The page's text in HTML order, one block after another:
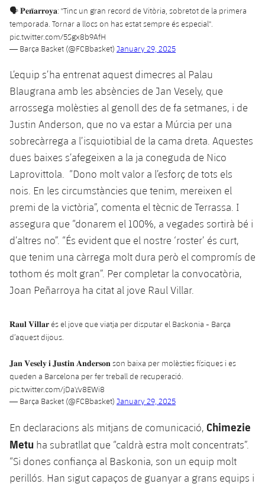
Palmarès
Infantil B
Resultats
Classificació
Jugadors
Palmarès
Història
Resultats
Jugadors
Classificació
Juvenil
Cadet
Infantil
Aleví
PLUSICON
MÉS
Primer equip
plusicon
Actualitat
Calendari
Entrades
Resultats
Classificació
Jugadors
Fotos
Història
Palmarès
plusicon
més
Actualitat
Calendari
Resultats
Jugadors
Classificació
Base
plusicon
més
Actualitat
Barça C
Junior
Juvenil
Infantil
Aleví
Campus Estiu
PLUSICON
MÉS
Informació general
Notícies
Atletisme
Actualitat
Femení
Agenda
Bàsquet en cadira de rodes
Jugadors
Calendari
Resultats
Classificació
Actualitat
Jugadors
Calendari
Resultats
Classificació
Hoquei herba
Notícies
Hockey Herba Masculí
Hockey Herba Femení
Patinatge artístic
plusicon
més
Actualitat
Agenda
Escola de Patinatge
Rugby
plusicon
més
Voleibol
plusicon
més
🗣 𝐏𝐞𝐧̃𝐚𝐫𝐫𝐨𝐲𝐚: "Tinc un gran record de Vitòria, sobretot de la primera
temporada. Tornar a llocs on has estat sempre és especial".
pic.twitter.com/5Sgx8b9AfH
— Barça Basket (@FCBbasket) January 29, 2025
L’equip s’ha entrenat aquest dimecres al Palau
Blaugrana amb les absències de Jan Vesely, que
arrossega molèsties al genoll des de fa setmanes, i de
Justin Anderson, que no va estar a Múrcia per una
sobrecàrrega a l’isquiotibial de la cama dreta. Aquestes
dues baixes s’afegeixen a la ja coneguda de Nico
Laprovittola. “Dono molt valor a l’esforç de tots els
nois. En les circumstàncies que tenim, mereixen el
premi de la victòria”, comenta el tècnic de Terrassa. I
assegura que “donarem el 100%, a vegades sortirà bé i
d’altres no”. “És evident que el nostre ‘roster’ és curt,
que tenim una càrrega molt dura però el compromís de
tothom és molt gran”. Per completar la convocatòria,
Joan Peñarroya ha citat al jove Raul Villar.
𝐑𝐚𝐮𝐥 𝐕𝐢𝐥𝐥𝐚𝐫 és el jove que viatja per disputar el Baskonia - Barça
d’aquest dijous.
𝐉𝐚𝐧 𝐕𝐞𝐬𝐞𝐥𝐲 𝐢 𝐉𝐮𝐬𝐭𝐢𝐧 𝐀𝐧𝐝𝐞𝐫𝐬𝐨𝐧 son baixa per molèsties físiques i es
queden a Barcelona per fer treball de recuperació.
pic.twitter.com/jDaYv8EWi8
— Barça Basket (@FCBbasket) January 29, 2025
En declaracions als mitjans de comunicació, Chimezie
Metu ha subratllat que “caldrà estra molt concentrats”.
“Si dones confiança al Baskonia, son un equip molt
perillós. Han sigut capaços de guanyar a grans equips i